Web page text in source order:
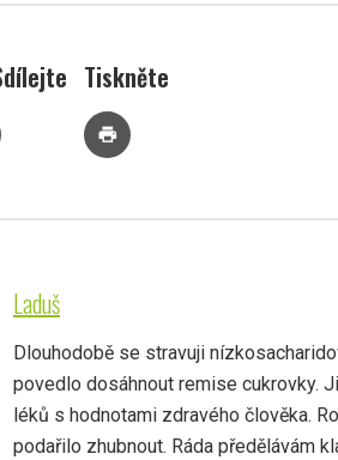
Tiskněte
print
Laduš
Dlouhodobě se stravuji
povedlo dosáhnout remise cukrovky.
léků s hodnotami zdravého člověka.
podařilo zhubnout. Ráda předělávám